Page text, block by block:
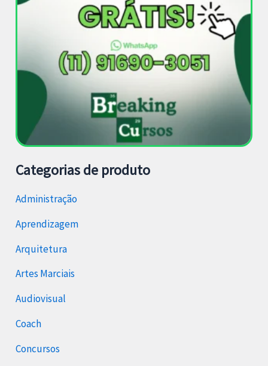
Categorias de produto
Administração
Aprendizagem
Arquitetura
Artes Marciais
Audiovisual
Coach
Concursos